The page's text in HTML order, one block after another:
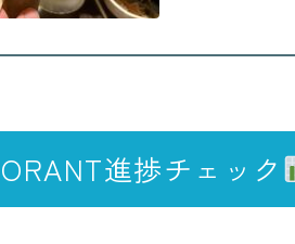
進捗チェック